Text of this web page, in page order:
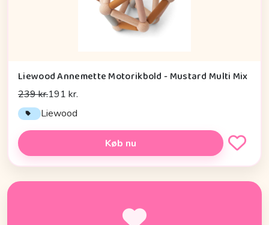
Liewood Annemette Motorikbold - Mustard Multi Mix
239 kr.191 kr.
Liewood
Køb nu